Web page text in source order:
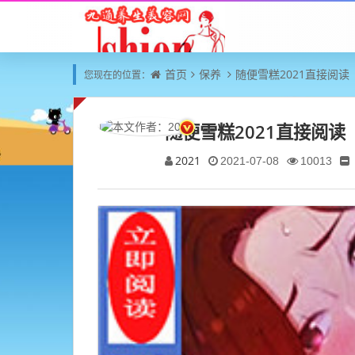
您现在的位置： 首页 保养 随便雪糕2021直接阅读
随便雪糕2021直接阅读
2021 2021-07-08 10013